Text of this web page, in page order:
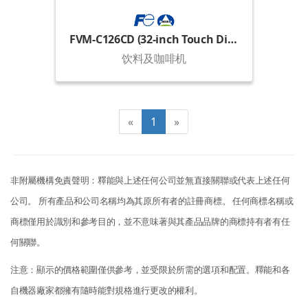
FVM-C126CD (32-inch Touch Display)
饮料及咖啡机
« 1 »
非附屬機構免責聲明：釋能與上述任何公司並無直接關聯或代表上述任何
公司。 所有產品和公司名稱均為其原所有者的註冊商標。 任何商標名稱或
商標僅用於識別和參考目的，並不意味著與其產品品牌的商標持有者有任
何關聯。
注意：顯示的價格範圍僅供參考，並受限於所需的選項和配置。釋能和各
自機器廠家都擁有隨時能對規格進行更改的權利。